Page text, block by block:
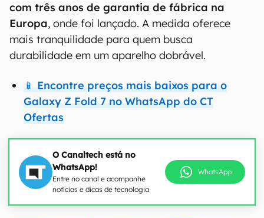
com três anos de garantia de fábrica na
Europa, onde foi lançado. A medida oferece
mais tranquilidade para quem busca
durabilidade em um aparelho dobrável.
📱 Encontre preços mais baixos para o
Galaxy Z Fold 7 no WhatsApp do CT
Ofertas
O Canaltech está no
WhatsApp!
Entre no canal e acompanhe
notícias e dicas de tecnologia
WhatsApp